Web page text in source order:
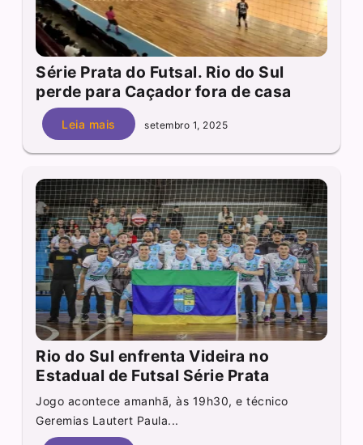
Série Prata do Futsal. Rio do Sul
perde para Caçador fora de casa
Leia mais setembro 1, 2025
Rio do Sul enfrenta Videira no
Estadual de Futsal Série Prata
Jogo acontece amanhã, às 19h30, e técnico
Geremias Lautert Paula...